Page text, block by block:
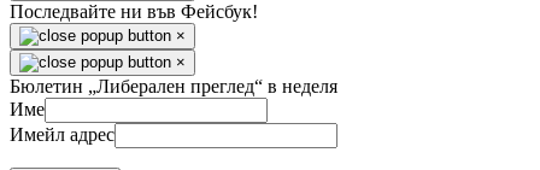
Последвайте ни във Фейсбук!
×
×
Бюлетин „Либерален преглед“ в неделя
Име
Имейл адрес